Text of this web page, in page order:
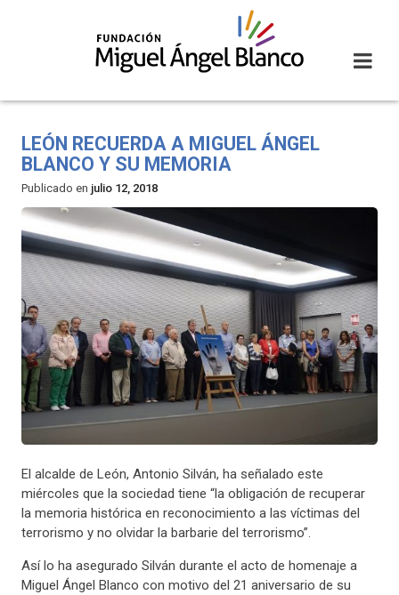
LEÓN RECUERDA A MIGUEL ÁNGEL
BLANCO Y SU MEMORIA
Publicado en julio 12, 2018
El alcalde de León, Antonio Silván, ha señalado este
miércoles que la sociedad tiene “la obligación de recuperar
la memoria histórica en reconocimiento a las víctimas del
terrorismo y no olvidar la barbarie del terrorismo”.
Así lo ha asegurado Silván durante el acto de homenaje a
Miguel Ángel Blanco con motivo del 21 aniversario de su